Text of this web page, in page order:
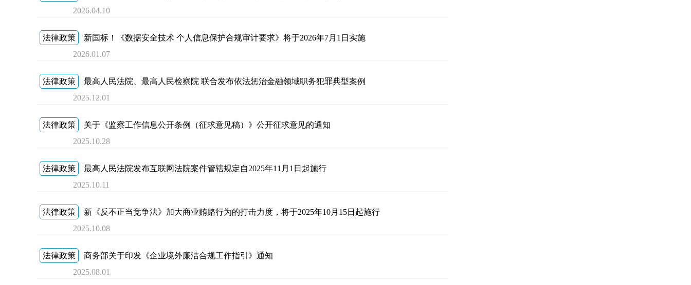
2026.04.10
法律政策
新国标！《数据安全技术 个人信息保护合规审计要求》将于2026年7月1日实施
2026.01.07
法律政策
最高人民法院、最高人民检察院 联合发布依法惩治金融领域职务犯罪典型案例
2025.12.01
法律政策
关于《监察工作信息公开条例（征求意见稿）》公开征求意见的通知
2025.10.28
法律政策
最高人民法院发布互联网法院案件管辖规定自2025年11月1日起施行
2025.10.11
法律政策
新《反不正当竞争法》加大商业贿赂行为的打击力度，将于2025年10月15日起施行
2025.10.08
法律政策
商务部关于印发《企业境外廉洁合规工作指引》通知
2025.08.01